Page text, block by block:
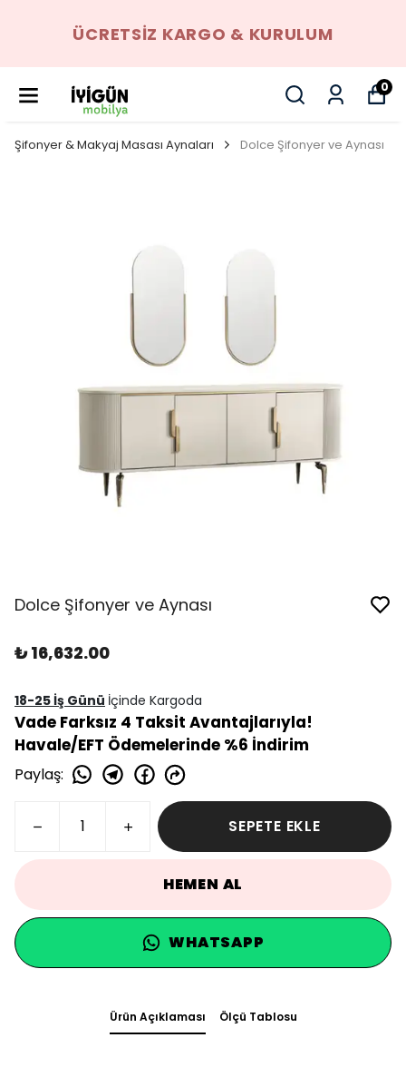
ÜCRETSIZ KARGO & KURULUM
0
Şifonyer & Makyaj Masası Aynaları Dolce Şifonyer ve Aynası
Dolce Şifonyer ve Aynası
₺ 16,632.00
18-25 İş Günü İçinde Kargoda
Vade Farksız 4 Taksit Avantajlarıyla!
Havale/EFT Ödemelerinde %6 İndirim
Paylaş:
SEPETE EKLE
HEMEN AL
WHATSAPP
Ürün Açıklaması Ölçü Tablosu